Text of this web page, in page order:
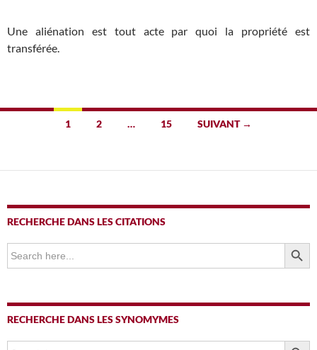
Une aliénation est tout acte par quoi la propriété est
transférée.
Navigation
articles
1 2 … 15 SUIVANT →
RECHERCHE DANS LES CITATIONS
Search
for:
SEARCH
RECHERCHE DANS LES SYNOMYMES
Search
SEARCH